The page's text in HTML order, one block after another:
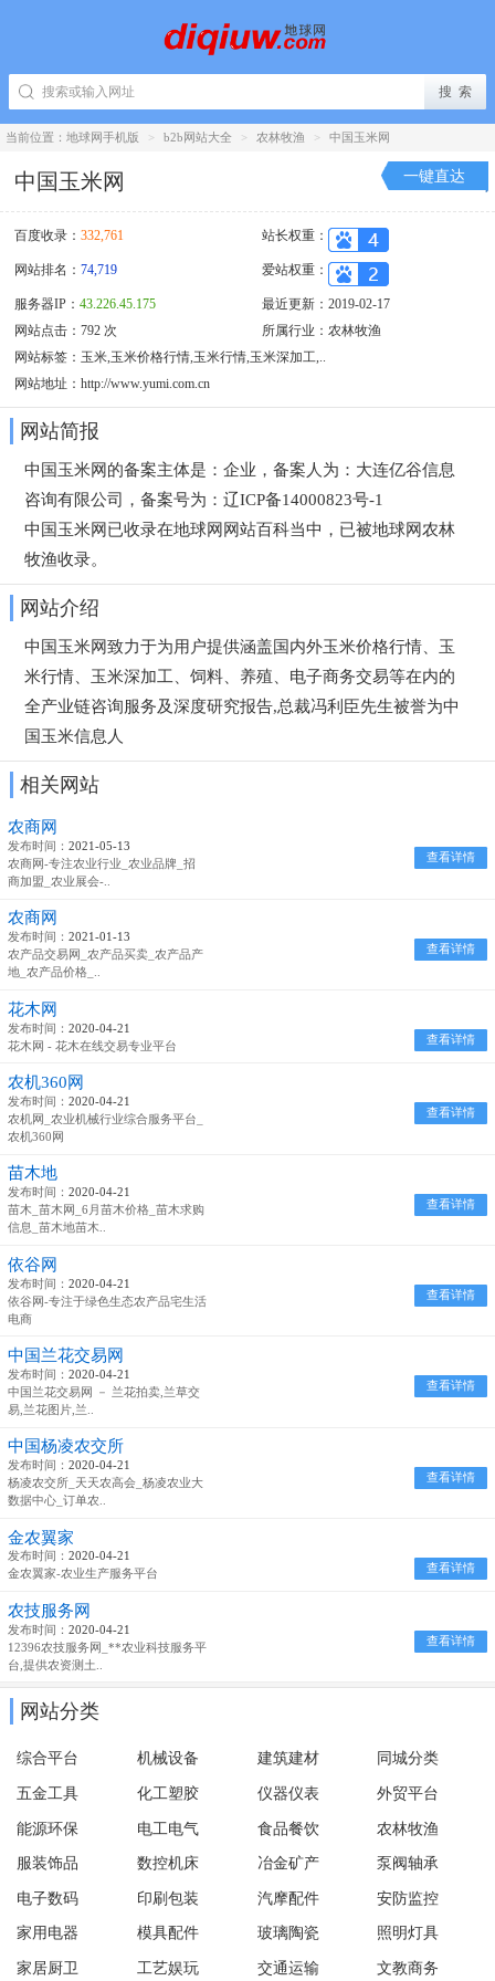
当前位置： 地球网手机版 > b2b网站大全 > 农林牧渔 > 中国玉米网
一键直达
中国玉米网
百度收录：332,761 站长权重：
网站排名：74,719 爱站权重：
服务器IP：43.226.45.175
最近更新：2019-02-17
网站点击：792 次
所属行业：农林牧渔
网站标签：玉米,玉米价格行情,玉米行情,玉米深加工,..
网站地址：http://www.yumi.com.cn
网站简报
中国玉米网的备案主体是：企业，备案人为：大连亿谷信息
咨询有限公司，备案号为：辽ICP备14000823号-1
中国玉米网已收录在地球网网站百科当中，已被地球网农林
牧渔收录。
网站介绍
中国玉米网致力于为用户提供涵盖国内外玉米价格行情、玉
米行情、玉米深加工、饲料、养殖、电子商务交易等在内的
全产业链咨询服务及深度研究报告,总裁冯利臣先生被誉为中
国玉米信息人
相关网站
农商网
发布时间： 2021-05-13
农商网-专注农业行业_农业品牌_招
商加盟_农业展会-..
查看详情
农商网
发布时间： 2021-01-13
农产品交易网_农产品买卖_农产品产
地_农产品价格_..
查看详情
花木网
发布时间： 2020-04-21
花木网 - 花木在线交易专业平台
查看详情
农机360网
发布时间： 2020-04-21
农机网_农业机械行业综合服务平台_
农机360网
查看详情
苗木地
发布时间： 2020-04-21
苗木_苗木网_6月苗木价格_苗木求购
信息_苗木地苗木..
查看详情
依谷网
发布时间： 2020-04-21
依谷网-专注于绿色生态农产品宅生活
电商
查看详情
中国兰花交易网
发布时间： 2020-04-21
中国兰花交易网 － 兰花拍卖,兰草交
易,兰花图片,兰..
查看详情
中国杨凌农交所
发布时间： 2020-04-21
杨凌农交所_天天农高会_杨凌农业大
数据中心_订单农..
查看详情
金农翼家
发布时间： 2020-04-21
金农翼家-农业生产服务平台
查看详情
农技服务网
发布时间： 2020-04-21
12396农技服务网_**农业科技服务平
台,提供农资测土..
查看详情
网站分类
综合平台 机械设备 建筑建材
同城分类
五金工具
化工塑胶 仪器仪表
外贸平台
能源环保
电工电气 食品餐饮
农林牧渔
服装饰品
数控机床 冶金矿产
泵阀轴承
电子数码
印刷包装 汽摩配件
安防监控
家用电器
模具配件 玻璃陶瓷
照明灯具
家居厨卫
工艺娱玩 交通运输 文教商务